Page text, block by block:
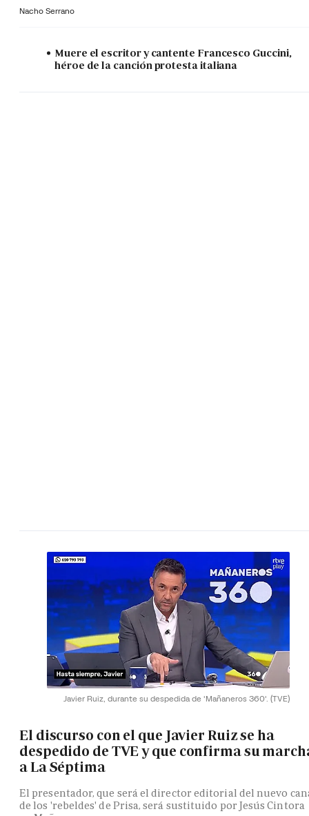
Nacho Serrano
Muere el escritor y cantente Francesco Guccini,
héroe de la canción protesta italiana
Javier Ruiz, durante su despedida de 'Mañaneros 360'. (TVE)
El discurso con el que Javier Ruiz se ha
despedido de TVE y que confirma su
a La Séptima
El presentador, que será el director editorial del nuevo
de los 'rebeldes' de Prisa, será sustituido por Jesús Cintora